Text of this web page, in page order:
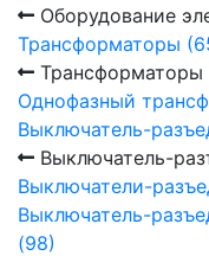
Оборудование
Трансформаторы
Трансформаторы
Однофазный
Выключатель-
Выключатель-
Выключатели-
Выключатель-
(98)